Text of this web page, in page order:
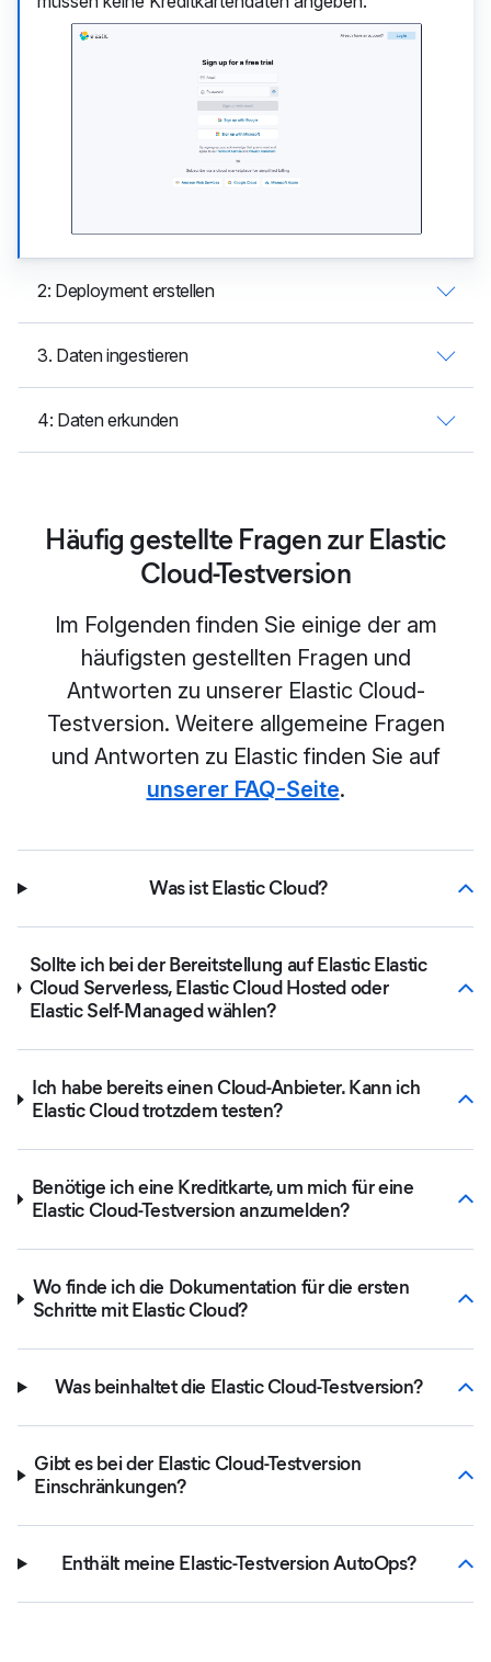
2: Deployment erstellen
3. Daten ingestieren
4: Daten erkunden
Häufig gestellte Fragen zur Elastic
Cloud-Testversion
Im Folgenden finden Sie einige der am
häufigsten gestellten Fragen und
Antworten zu unserer Elastic Cloud-
Testversion. Weitere allgemeine Fragen
und Antworten zu Elastic finden Sie auf
unserer FAQ-Seite.
Was ist Elastic Cloud?
Sollte ich bei der Bereitstellung auf Elastic Elastic
Cloud Serverless, Elastic Cloud Hosted oder
Elastic Self-Managed wählen?
Ich habe bereits einen Cloud-Anbieter. Kann ich
Elastic Cloud trotzdem testen?
Benötige ich eine Kreditkarte, um mich für eine
Elastic Cloud-Testversion anzumelden?
Wo finde ich die Dokumentation für die ersten
Schritte mit Elastic Cloud?
Was beinhaltet die Elastic Cloud-Testversion?
Gibt es bei der Elastic Cloud-Testversion
Einschränkungen?
Enthält meine Elastic-Testversion AutoOps?